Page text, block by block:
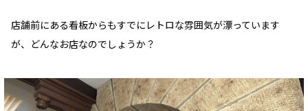
店舗前にある看板からもすでにレトロな雰囲気が漂っています
が、どんなお店なのでしょうか？